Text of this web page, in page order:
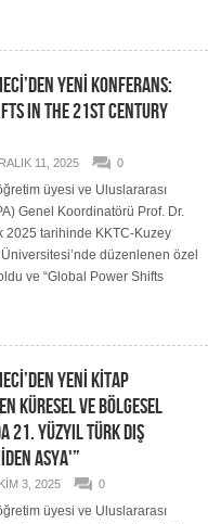
YENİ KONFERANS:
IN THE 21ST CENTURY
11, 2025 0
üyesi ve Uluslararası
Genel Koordinatörü Prof. Dr.
2025 tarihinde KKTC-Kuzey
Üniversitesi’nde düzenlenen özel
ve “Global Power Shifts
YENİ KİTAP
KÜRESEL VE BÖLGESEL
21. YÜZYIL TÜRK DIŞ
ASYA'”
3, 2025 0
üyesi ve Uluslararası